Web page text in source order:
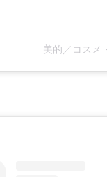
美的／コスメ